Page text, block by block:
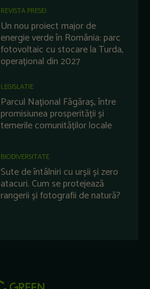
REVISTA PRESEI
Un nou proiect major de
energie verde în România: parc
fotovoltaic cu stocare la Turda,
operațional din 2027
LEGISLATIE
Parcul Național Făgăraș, între
promisiunea prosperității și
temerile comunităților locale
BIODIVERSITATE
Sute de întâlniri cu urșii și zero
atacuri. Cum se protejează
rangerii și fotografii de natură?